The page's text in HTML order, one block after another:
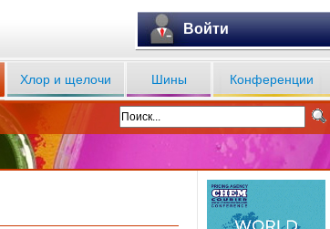
Войти
Хлор и щелочи Шины Конференции